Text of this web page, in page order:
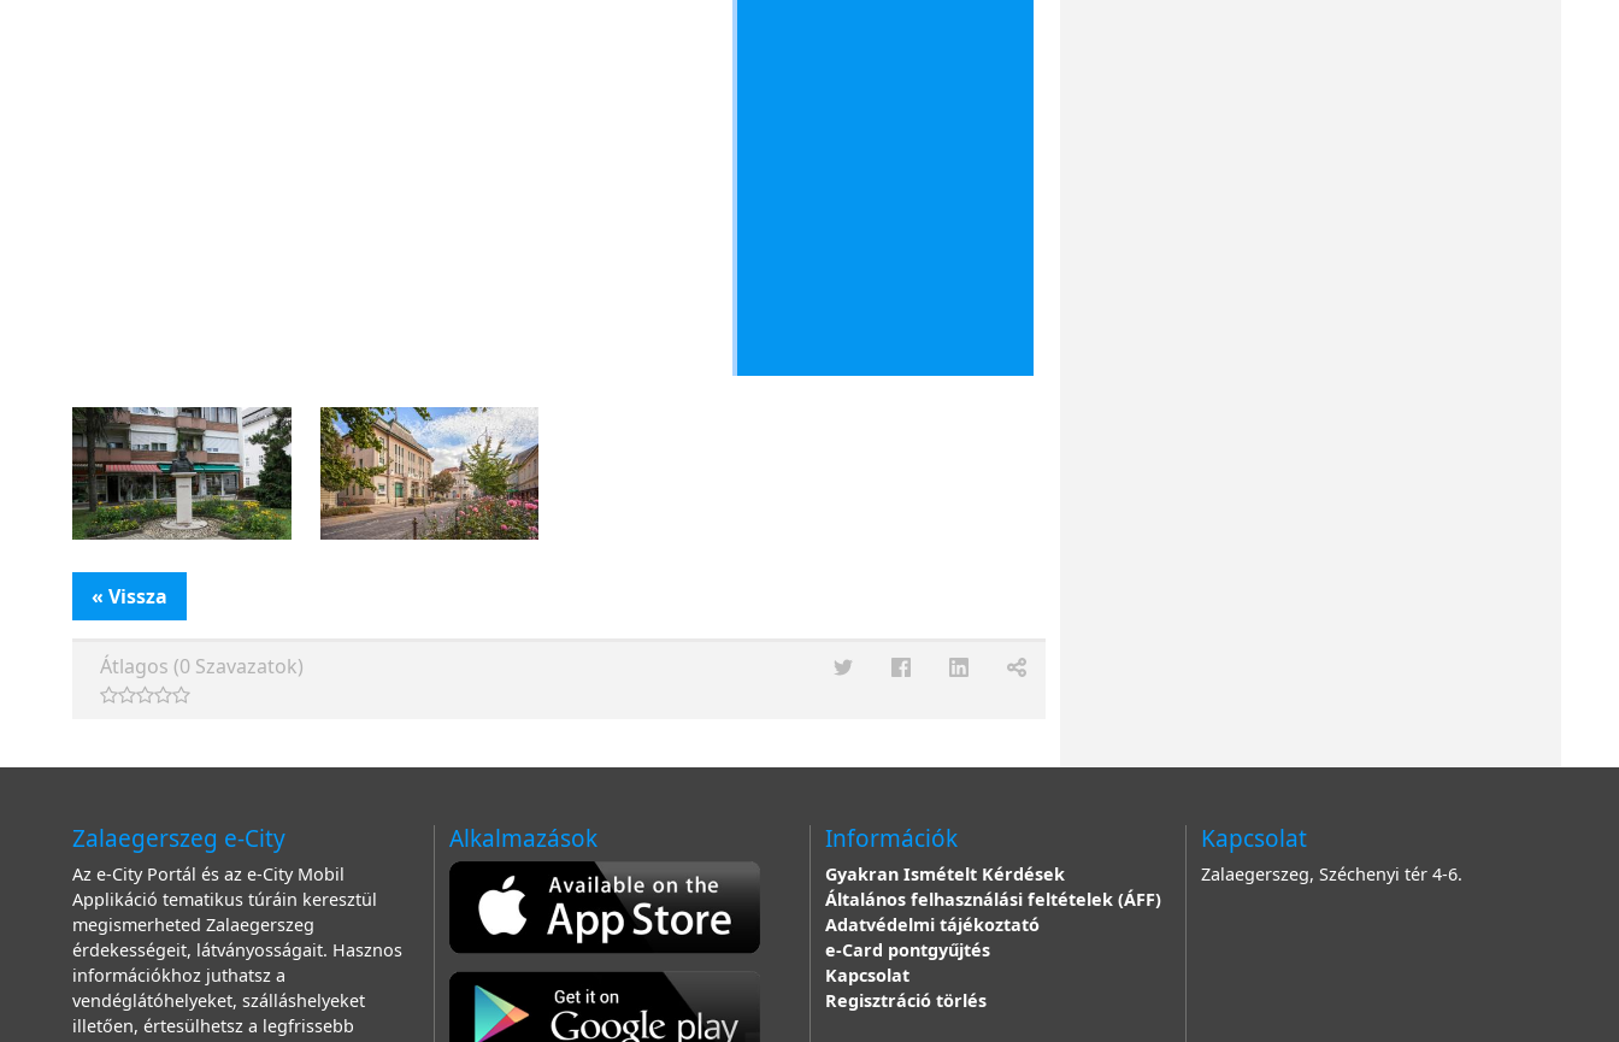
« Vissza
Átlagos (0 Szavazatok)
Zalaegerszeg e-City
Az e-City Portál és az e-City Mobil
Applikáció tematikus túráin keresztül
megismerheted Zalaegerszeg
érdekességeit, látványosságait. Hasznos
információkhoz juthatsz a
vendéglátóhelyeket, szálláshelyeket
illetően, értesülhetsz a legfrissebb
Alkalmazások Információk
Gyakran Ismételt Kérdések
Általános felhasználási feltételek (ÁFF)
Adatvédelmi tájékoztató
e-Card pontgyűjtés
Kapcsolat
Regisztráció törlés
Kapcsolat
Zalaegerszeg, Széchenyi tér 4-6.